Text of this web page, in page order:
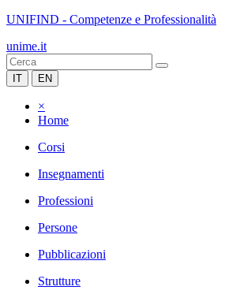
UNIFIND - Competenze e Professionalità
unime.it
IT EN
×
Home
Corsi
Insegnamenti
Professioni
Persone
Pubblicazioni
Strutture